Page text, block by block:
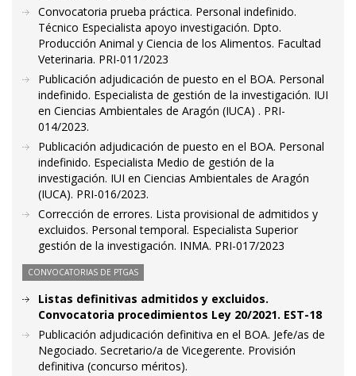
Convocatoria prueba práctica. Personal indefinido.
Técnico Especialista apoyo investigación. Dpto.
Producción Animal y Ciencia de los Alimentos. Facultad
Veterinaria. PRI-011/2023
Publicación adjudicación de puesto en el BOA. Personal
indefinido. Especialista de gestión de la investigación. IUI
en Ciencias Ambientales de Aragón (IUCA) . PRI-
014/2023.
Publicación adjudicación de puesto en el BOA. Personal
indefinido. Especialista Medio de gestión de la
investigación. IUI en Ciencias Ambientales de Aragón
(IUCA). PRI-016/2023.
Corrección de errores. Lista provisional de admitidos y
excluidos. Personal temporal. Especialista Superior
gestión de la investigación. INMA. PRI-017/2023
CONVOCATORIAS DE PTGAS
Listas definitivas admitidos y excluidos.
Convocatoria procedimientos Ley 20/2021. EST-18
Publicación adjudicación definitiva en el BOA. Jefe/as de
Negociado. Secretario/a de Vicegerente. Provisión
definitiva (concurso méritos).